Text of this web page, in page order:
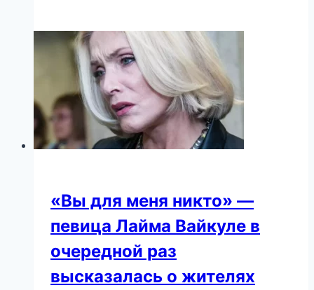
покупают
яхты
острова,
а
спасают
«Вы для меня никто» —
певица Лайма Вайкуле в
очередной раз
высказалась о жителях